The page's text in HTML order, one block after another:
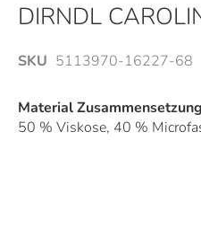
DIRNDL
SKU 5113970-16227-68
Material Zusammensetzung
50 % Viskose, 40 %
Anfang
der
Bildergalerie
springen